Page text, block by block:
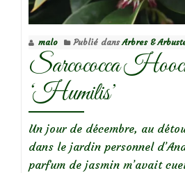
malo Publié dansArbres &
Sarcococca
‘Humilis’
Un jour de décembre, au
dans le jardin personnel
parfum de jasmin m’avait